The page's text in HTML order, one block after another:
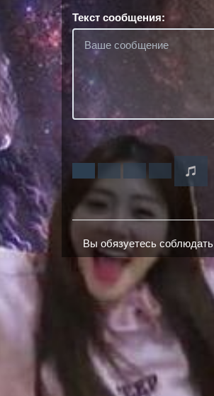
Текст сообщения:
Вы обязуетесь соблюдать